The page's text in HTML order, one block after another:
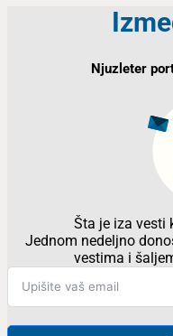
Njuzleter
Šta je iza vesti
Jednom nedeljno
vestima i